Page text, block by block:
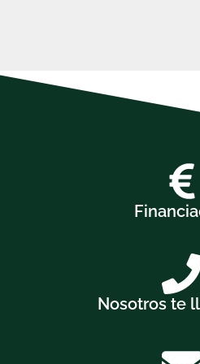
Nosotros te